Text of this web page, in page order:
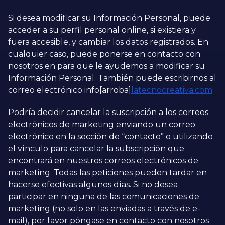
Si desea modificar su Información Personal, puede
acceder a su perfil personal online, si existiera y
fuera accesible, y cambiar los datos registrados. En
cualquier caso, puede ponerse en contacto con
nosotros en para que le ayudemos a modificar su
Información Personal. También puede escribirnos al
correo electrónico info[arroba] latecnocreativa.com
Podría decidir cancelar la suscripción a los correos
electrónicos de marketing enviando un correo
electrónico en la sección de “contacto” o utilizando
el vínculo para cancelar la subscripción que
encontrará en nuestros correos electrónicos de
marketing. Todas las peticiones pueden tardar en
hacerse efectivas algunos días. Si no desea
participar en ninguna de las comunicaciones de
marketing (no solo en las enviadas a través de e-
mail), por favor póngase en contacto con nosotros